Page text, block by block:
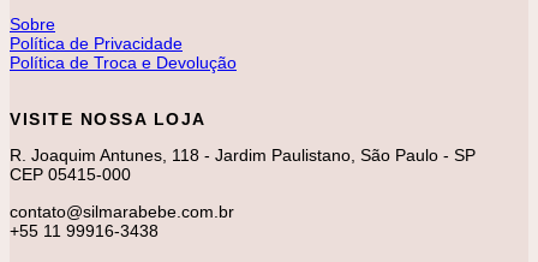
Sobre
Política de Privacidade
Política de Troca e Devolução
VISITE NOSSA LOJA
R. Joaquim Antunes, 118 - Jardim Paulistano, São Paulo - SP
CEP 05415-000
contato@silmarabebe.com.br
+55 11 99916-3438